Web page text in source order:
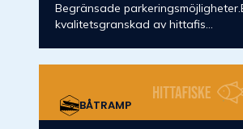
Begränsade
kvalitetsgranskad av hittafis...
BÅTRAMP